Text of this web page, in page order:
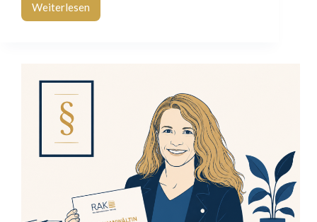
Weiterlesen
Fachanwalt
im